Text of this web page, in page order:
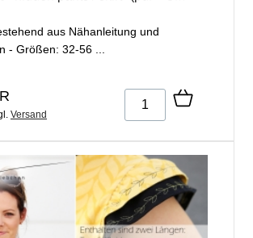
aus Nähanleitung und
- Größen: 32-56 ...
Versand